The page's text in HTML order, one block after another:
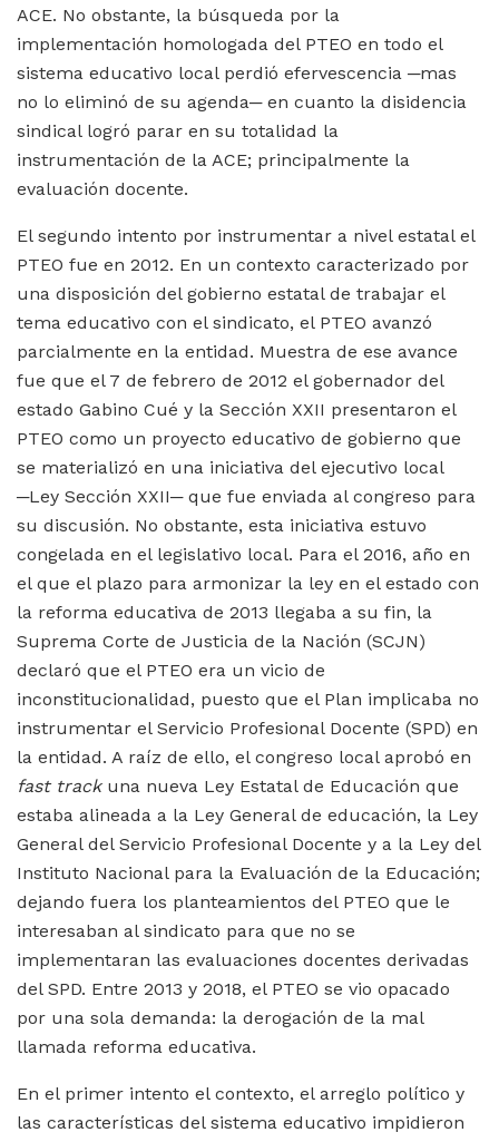
ACE. No obstante, la búsqueda por la
implementación homologada del PTEO en todo el
sistema educativo local perdió efervescencia ─mas
no lo eliminó de su agenda─ en cuanto la disidencia
sindical logró parar en su totalidad la
instrumentación de la ACE; principalmente la
evaluación docente.
El segundo intento por instrumentar a nivel estatal el
PTEO fue en 2012. En un contexto caracterizado por
una disposición del gobierno estatal de trabajar el
tema educativo con el sindicato, el PTEO avanzó
parcialmente en la entidad. Muestra de ese avance
fue que el 7 de febrero de 2012 el gobernador del
estado Gabino Cué y la Sección XXII presentaron el
PTEO como un proyecto educativo de gobierno que
se materializó en una iniciativa del ejecutivo local
─Ley Sección XXII─ que fue enviada al congreso para
su discusión. No obstante, esta iniciativa estuvo
congelada en el legislativo local. Para el 2016, año en
el que el plazo para armonizar la ley en el estado con
la reforma educativa de 2013 llegaba a su fin, la
Suprema Corte de Justicia de la Nación (SCJN)
declaró que el PTEO era un vicio de
inconstitucionalidad, puesto que el Plan implicaba no
instrumentar el Servicio Profesional Docente (SPD) en
la entidad. A raíz de ello, el congreso local aprobó en
fast trackuna nueva Ley Estatal de Educación que
estaba alineada a la Ley General de educación, la Ley
General del Servicio Profesional Docente y a la Ley del
Instituto Nacional para la Evaluación de la Educación;
dejando fuera los planteamientos del PTEO que le
interesaban al sindicato para que no se
implementaran las evaluaciones docentes derivadas
del SPD. Entre 2013 y 2018, el PTEO se vio opacado
por una sola demanda: la derogación de la mal
llamada reforma educativa.
En el primer intento el contexto, el arreglo político y
las características del sistema educativo impidieron